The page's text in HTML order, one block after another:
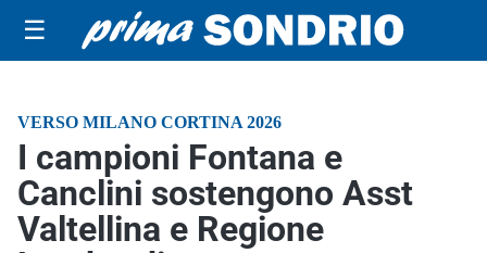
☰
VERSO MILANO CORTINA 2026
I campioni Fontana e
Canclini sostengono Asst
Valtellina e Regione